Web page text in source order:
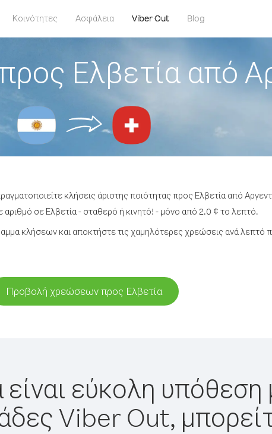
Κοινότητες Ασφάλεια Viber Out Blog
Ελβετία από
κλήσεις άριστης ποιότητας προς Ελβετία από
σε Ελβετία - σταθερό ή κινητό! - μόνο από 2.0 ¢ το λεπτό.
κλήσεων και αποκτήστε τις χαμηλότερες χρεώσεις ανά λεπτό
Προβολή χρεώσεων προς Ελβετία
εύκολη
Viber Out,